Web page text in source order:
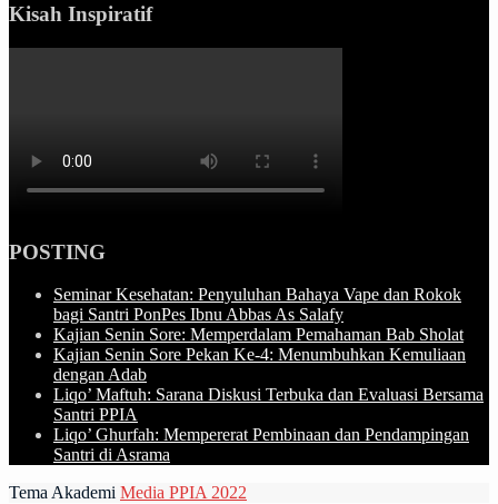
Kisah Inspiratif
POSTING
Seminar Kesehatan: Penyuluhan Bahaya Vape dan Rokok
bagi Santri PonPes Ibnu Abbas As Salafy
Kajian Senin Sore: Memperdalam Pemahaman Bab Sholat
Kajian Senin Sore Pekan Ke-4: Menumbuhkan Kemuliaan
dengan Adab
Liqo’ Maftuh: Sarana Diskusi Terbuka dan Evaluasi Bersama
Santri PPIA
Liqo’ Ghurfah: Mempererat Pembinaan dan Pendampingan
Santri di Asrama
Tema Akademi Media PPIA 2022